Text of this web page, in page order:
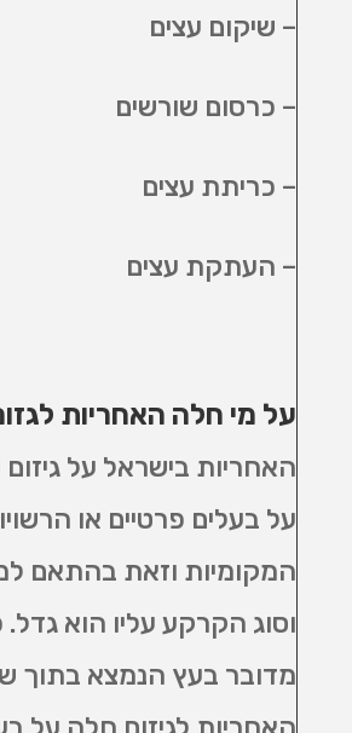
– שיקום עצים
– כרסום שורשים
– כריתת עצים
– העתקת עצים
על מי חלה האחריות
האחריות בישראל על
על בעלים פרטיים או
המקומיות וזאת בהתאם
וסוג הקרקע עליו הוא
מדובר בעץ הנמצא בתוך